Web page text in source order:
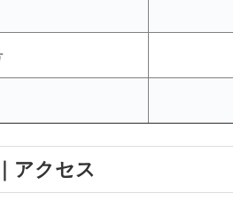
アクセス